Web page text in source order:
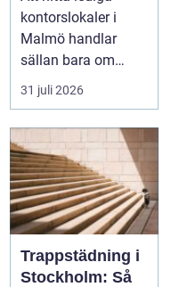
och lokal
kontorslokaler i
Malmö handlar
sällan bara om
kvadratmeter och
hyra. För många
före...
31 juli 2026
Trappstädning i
Stockholm: Så